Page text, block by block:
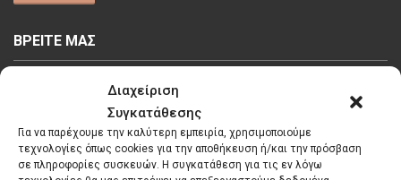
Διαχείριση
Συγκατάθεσης
Για να παρέχουμε την καλύτερη εμπειρία, χρησιμοποιούμε
τεχνολογίες όπως cookies για την αποθήκευση ή/και την πρόσβαση
σε πληροφορίες συσκευών. Η συγκατάθεση για τις εν λόγω
ΒΡΕΙΤΕ ΜΑΣ
Κάντε κλικ στο κουμπί 'Συμφωνώ' για να